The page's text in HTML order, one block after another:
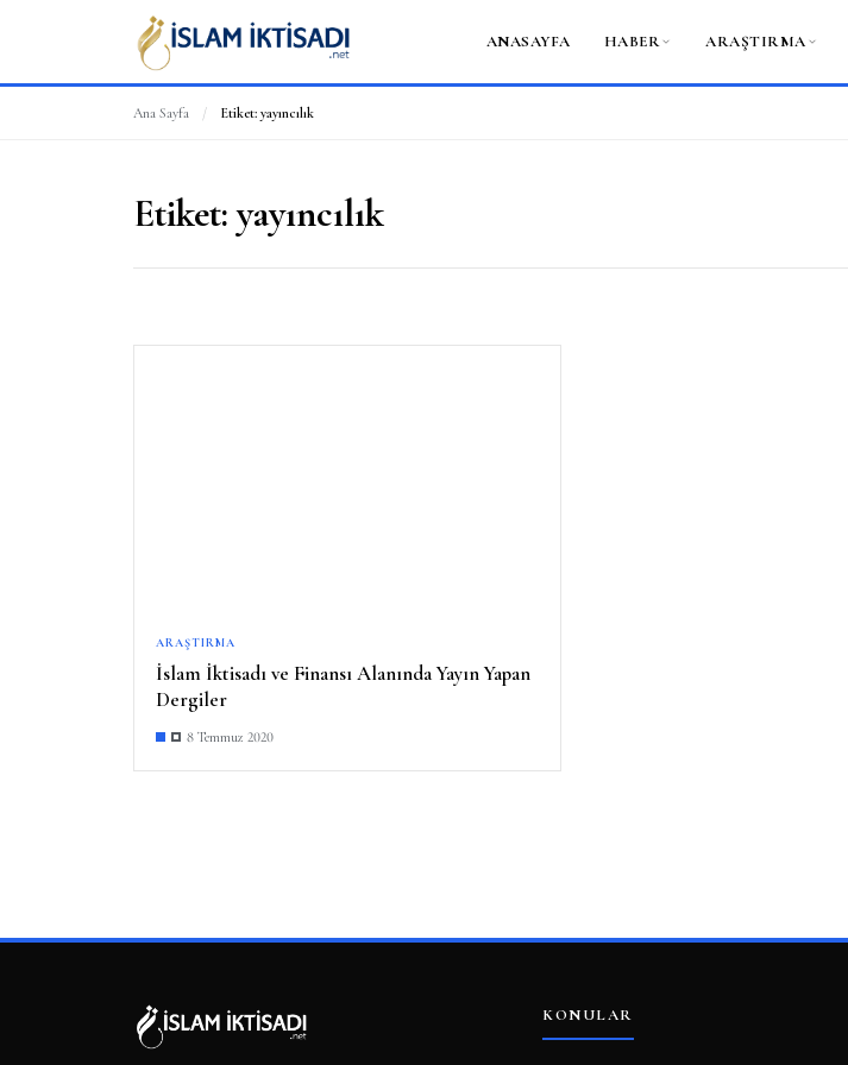
ANASAYFA HABER ARAŞTIRMA
Ana Sayfa / Etiket: yayıncılık
Etiket:yayıncılık
ARAŞTIRMA
İslam İktisadı ve Finansı Alanında Yayın Yapan
Dergiler
8 Temmuz 2020
KONULAR